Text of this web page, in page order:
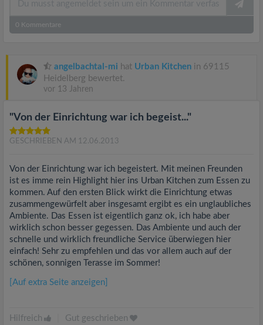
0 Kommentare
angelbachtal-mi hat Urban Kitchen in 69115
Heidelberg bewertet.
vor 13 Jahren
"Von der Einrichtung war ich begeist..."
GESCHRIEBEN AM 12.06.2013
Von der Einrichtung war ich begeistert. Mit meinen Freunden
ist es imme rein Highlight hier ins Urban Kitchen zum Essen zu
kommen. Auf den ersten Blick wirkt die Einrichtung etwas
zusammengewürfelt aber insgesamt ergibt es ein unglaubliches
Ambiente. Das Essen ist eigentlich ganz ok, ich habe aber
wirklich schon besser gegessen. Das Ambiente und auch der
schnelle und wirklich freundliche Service überwiegen hier
einfach! Sehr zu empfehlen und das vor allem auch auf der
schönen, sonnigen Terasse im Sommer!
[Auf extra Seite anzeigen]
Hilfreich Gut geschrieben